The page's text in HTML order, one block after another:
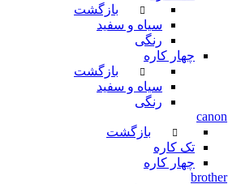
بازگشت
سیاه و سفید
رنگی
چهار کاره
بازگشت
سیاه و سفید
رنگی
canon
بازگشت
تک کاره
چهار کاره
brother